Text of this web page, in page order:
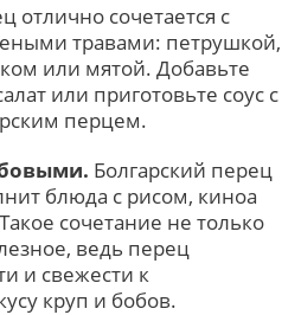
отлично сочетается с
травами: петрушкой,
или мятой. Добавьте
или приготовьте соус с
перцем.
Болгарский перец
блюда с рисом, киноа
сочетание не только
ведь перец
и свежести к
круп и бобов.